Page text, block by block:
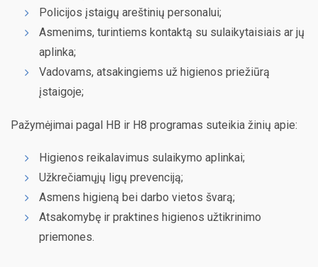
Policijos įstaigų areštinių personalui;
Asmenims, turintiems kontaktą su sulaikytaisiais ar jų
aplinka;
Vadovams, atsakingiems už higienos priežiūrą
įstaigoje;
Pažymėjimai pagal HB ir H8 programas suteikia žinių apie:
Higienos reikalavimus sulaikymo aplinkai;
Užkrečiamųjų ligų prevenciją;
Asmens higieną bei darbo vietos švarą;
Atsakomybę ir praktines higienos užtikrinimo
priemones.